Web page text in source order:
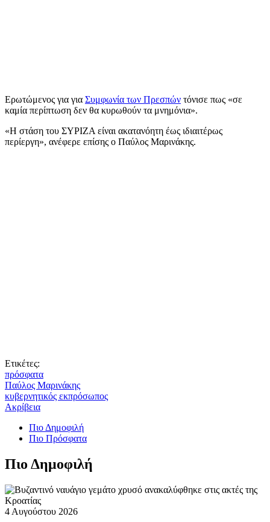
Ερωτώμενος για για Συμφωνία των Πρεσπών τόνισε πως «σε
καμία περίπτωση δεν θα κυρωθούν τα μνημόνια».
«Η στάση του ΣΥΡΙΖΑ είναι ακατανόητη έως ιδιαιτέρως
περίεργη», ανέφερε επίσης ο Παύλος Μαρινάκης.
Ετικέτες:
πρόσφατα
Παύλος Μαρινάκης
κυβερνητικός εκπρόσωπος
Ακρίβεια
Πιο Δημοφιλή
Πιο Πρόσφατα
Πιο Δημοφιλή
4 Αυγούστου 2026